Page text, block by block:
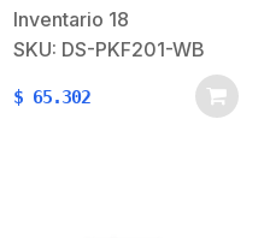
gratuito sobre Ax Home
de
HikVisionCaracterísticas
PrincipalesTecnología
Inventario 18
SKU: DS-PKF201-WB
$ 65.302